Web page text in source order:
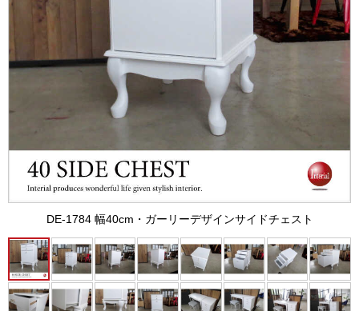
DE-1784 幅40cm・ガーリーデザインサイドチェスト